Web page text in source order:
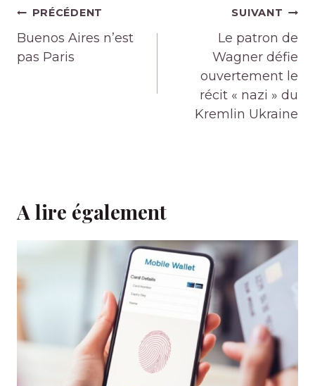
Navigation
de
l’article
PRÉCÉDENT
Buenos Aires n’est
pas Paris
SUIVANT
Le patron de
Wagner défie
ouvertement le
récit « nazi » du
Kremlin Ukraine
A lire également